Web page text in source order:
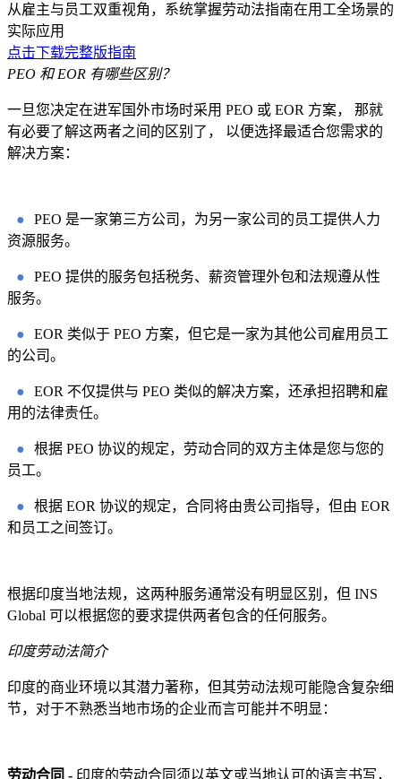
从雇主与员工双重视角，系统掌握劳动法指南在用工全场景的
实际应用
点击下载完整版指南
PEO 和 EOR 有哪些区别？
一旦您决定在进军国外市场时采用 PEO 或 EOR 方案， 那就
有必要了解这两者之间的区别了， 以便选择最适合您需求的
解决方案：
●
PEO 是一家第三方公司，为另一家公司的员工提供人力
资源服务。
●
PEO 提供的服务包括税务、薪资管理外包和法规遵从性
服务。
●
EOR 类似于 PEO 方案，但它是一家为其他公司雇用员工
的公司。
●
EOR 不仅提供与 PEO 类似的解决方案，还承担招聘和雇
用的法律责任。
●
根据 PEO 协议的规定，劳动合同的双方主体是您与您的
员工。
●
根据 EOR 协议的规定，合同将由贵公司指导，但由 EOR
和员工之间签订。
根据印度当地法规，这两种服务通常没有明显区别，但 INS
Global 可以根据您的要求提供两者包含的任何服务。
印度劳动法简介
印度的商业环境以其潜力著称，但其劳动法规可能隐含复杂细
节，对于不熟悉当地市场的企业而言可能并不明显：
劳动合同 - 印度的劳动合同须以英文或当地认可的语言书写，